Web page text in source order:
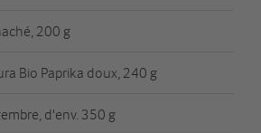
200 g
Bio Paprika doux, 240 g
d'env. 350 g